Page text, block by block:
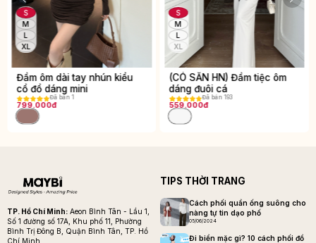
S
M
L
XL
(CÓ SẴN HN) Đầm tiệc ôm
dáng đuôi cá
Đã bán 193
559.000đ
S
M
L
XL
Đầm ôm body dài tay dáng
mini
Đã bán 9
560.000đ
TP. Hồ Chí Minh: Aeon Bình Tân - Lầu 1,
Số 1 đường số 17A, Khu phố 11, Phường
Bình Trị Đông B, Quận Bình Tân, TP. Hồ
Chí Minh
TIPS THỜI TRANG
Cách phối quần ống suông cho
nàng tự tin dạo phố
05/06/2024
Đi biển mặc gì? 10 cách phối đồ